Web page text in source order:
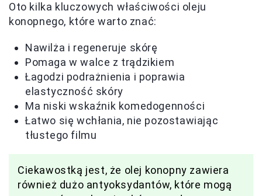
Oto kilka kluczowych właściwości oleju
konopnego, które warto znać:
Nawilża i regeneruje skórę
Pomaga w walce z trądzikiem
Łagodzi podrażnienia i poprawia
elastyczność skóry
Ma niski wskaźnik komedogenności
Łatwo się wchłania, nie pozostawiając
tłustego filmu
Ciekawostką jest, że olej konopny zawiera
również dużo antyoksydantów, które mogą